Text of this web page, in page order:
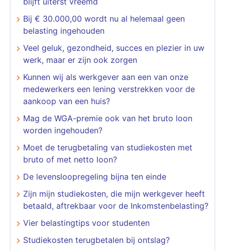
Bij € 30.000,00 wordt nu al helemaal geen
belasting ingehouden
Veel geluk, gezondheid, succes en plezier in uw
werk, maar er zijn ook zorgen
Kunnen wij als werkgever aan een van onze
medewerkers een lening verstrekken voor de
aankoop van een huis?
Mag de WGA-premie ook van het bruto loon
worden ingehouden?
Moet de terugbetaling van studiekosten met
bruto of met netto loon?
De levensloopregeling bijna ten einde
Zijn mijn studiekosten, die mijn werkgever heeft
betaald, aftrekbaar voor de Inkomstenbelasting?
Vier belastingtips voor studenten
Studiekosten terugbetalen bij ontslag?